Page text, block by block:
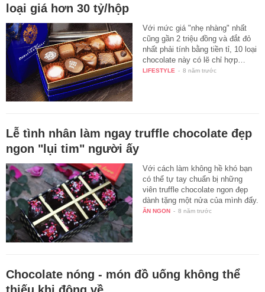
loại giá hơn 30 tỷ/hộp
Với mức giá "nhẹ nhàng" nhất
cũng gần 2 triệu đồng và đắt đỏ
nhất phải tính bằng tiền tỉ, 10 loại
chocolate này có lẽ chỉ hợp…
LIFESTYLE - 8 năm trước
Lễ tình nhân làm ngay truffle chocolate đẹp
ngon "lụi tim" người ấy
Với cách làm không hề khó bạn
có thể tự tay chuẩn bị những
viên truffle chocolate ngon đẹp
dành tặng một nửa của mình đấy.
ĂN NGON - 8 năm trước
Chocolate nóng - món đồ uống không thể